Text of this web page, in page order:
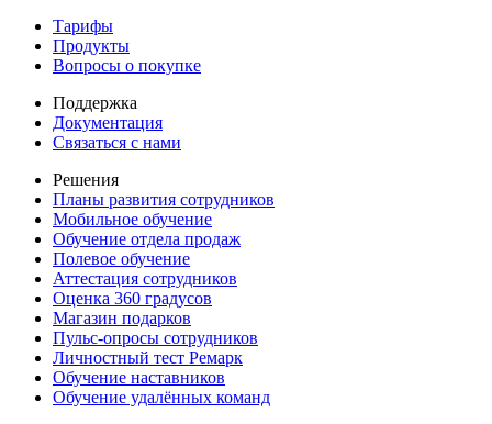
Тарифы
Продукты
Вопросы о покупке
Поддержка
Документация
Связаться с нами
Решения
Планы развития сотрудников
Мобильное обучение
Обучение отдела продаж
Полевое обучение
Аттестация сотрудников
Оценка 360 градусов
Магазин подарков
Пульс-опросы сотрудников
Личностный тест Ремарк
Обучение наставников
Обучение удалённых команд